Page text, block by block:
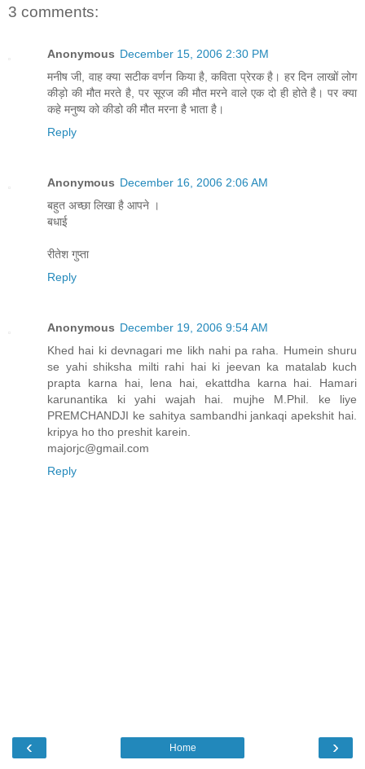
3 comments:
Anonymous December 15, 2006 2:30 PM
मनीष जी, वाह क्‍या सटीक वर्णन किया है, कविता प्रेरक है। हर दिन लाखों लोग
कीड़ो की मौत मरते है, पर सूरज की मौत मरने वाले एक दो ही होते है। पर क्‍या
कहे मनुष्‍य को कीडो की मौत मरना है भाता है।
Reply
Anonymous December 16, 2006 2:06 AM
बहुत अच्छा लिखा है आपने ।
बधाई
रीतेश गुप्ता
Reply
Anonymous December 19, 2006 9:54 AM
Khed hai ki devnagari me likh nahi pa raha. Humein shuru
se yahi shiksha milti rahi hai ki jeevan ka matalab kuch
prapta karna hai, lena hai, ekattdha karna hai. Hamari
karunantika ki yahi wajah hai. mujhe M.Phil. ke liye
PREMCHANDJI ke sahitya sambandhi jankaqi apekshit hai.
kripya ho tho preshit karein.
majorjc@gmail.com
Reply
‹ ›
Home